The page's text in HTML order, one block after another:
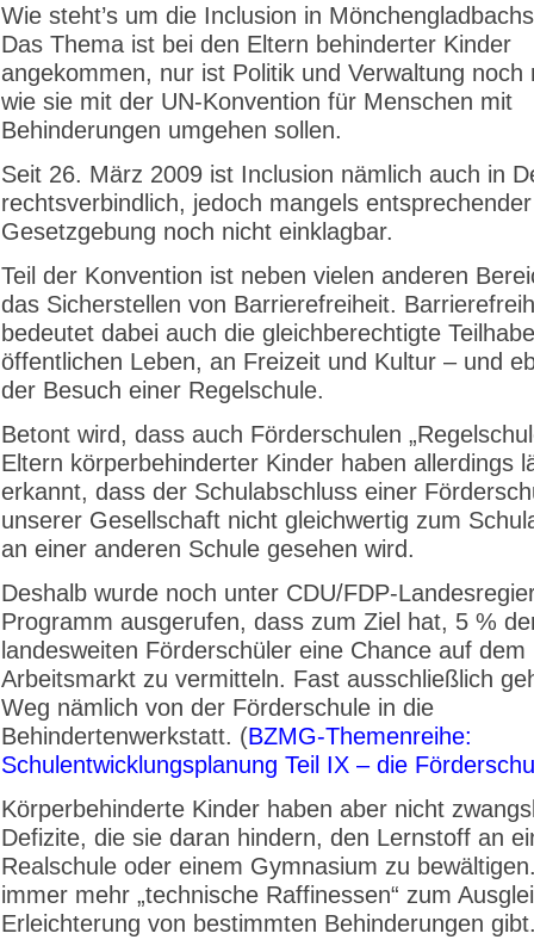
Wie steht’s um die Inclusion in
Das Thema ist bei den Eltern behinderter Kinder
angekommen, nur ist Politik und Verwaltung noch
wie sie mit der UN-Konvention für Menschen mit
Behinderungen umgehen sollen.
Seit 26. März 2009 ist Inclusion nämlich auch in
rechtsverbindlich, jedoch mangels entsprechender
Gesetzgebung noch nicht einklagbar.
Teil der Konvention ist neben vielen anderen
das Sicherstellen von Barrierefreiheit.
bedeutet dabei auch die gleichberechtigte
öffentlichen Leben, an Freizeit und Kultur – und
der Besuch einer Regelschule.
Betont wird, dass auch Förderschulen
Eltern körperbehinderter Kinder haben allerdings
erkannt, dass der Schulabschluss einer
unserer Gesellschaft nicht gleichwertig zum
an einer anderen Schule gesehen wird.
Deshalb wurde noch unter CDU/FDP-
Programm ausgerufen, dass zum Ziel hat, 5 %
landesweiten Förderschüler eine Chance auf dem
Arbeitsmarkt zu vermitteln. Fast ausschließlich
Weg nämlich von der Förderschule in die
Behindertenwerkstatt. (BZMG-Themenreihe:
Schulentwicklungsplanung Teil IX – die
Körperbehinderte Kinder haben aber nicht
Defizite, die sie daran hindern, den Lernstoff an
Realschule oder einem Gymnasium zu
immer mehr „technische Raffinessen“ zum
Erleichterung von bestimmten Behinderungen